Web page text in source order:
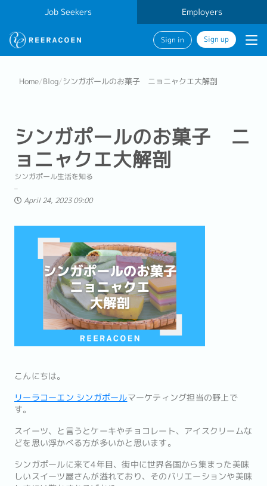
Job Seekers Employers
Sign in Sign up
Home/Blog/シンガポールのお菓子 ニョニャクエ大解剖
シンガポールのお菓子 ニ
ョニャクエ大解剖
シンガポール生活を知る
April 24, 2023 09:00
こんにちは。
リーラコーエン シンガポールマーケティング担当の野上で
す。
スイーツ、と言うとケーキやチョコレート、アイスクリームな
どを思い浮かべる方が多いかと思います。
シンガポールに来て4年目、街中に世界各国から集まった美味
しいスイーツ屋さんが溢れており、そのバリエーションや美味